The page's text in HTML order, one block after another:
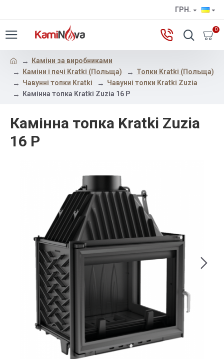
ГРН.
0
Каміни за виробниками
Каміни і печі Kratki (Польща)
Топки Kratki (Польща)
Чавунні топки Kratki
Чавунні топки Kratki Zuzia
Камінна топка Kratki Zuzia 16 P
Камінна топка Kratki Zuzia
16 P